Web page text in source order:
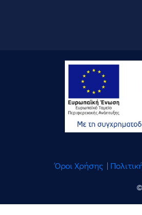
Όροι Χρήσης |